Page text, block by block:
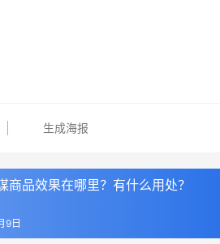
生成海报
商品效果在哪里？有什么用处？
9日